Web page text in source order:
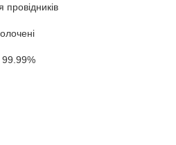
99.99%